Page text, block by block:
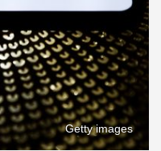
Getty images